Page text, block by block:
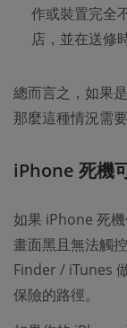
作或裝置完全
店，並在送修
總而言之，如果
那麼這種情況需
iPhone 死機
如果 iPhone 死
畫面黑且無法觸
Finder / iTunes
保險的路徑。